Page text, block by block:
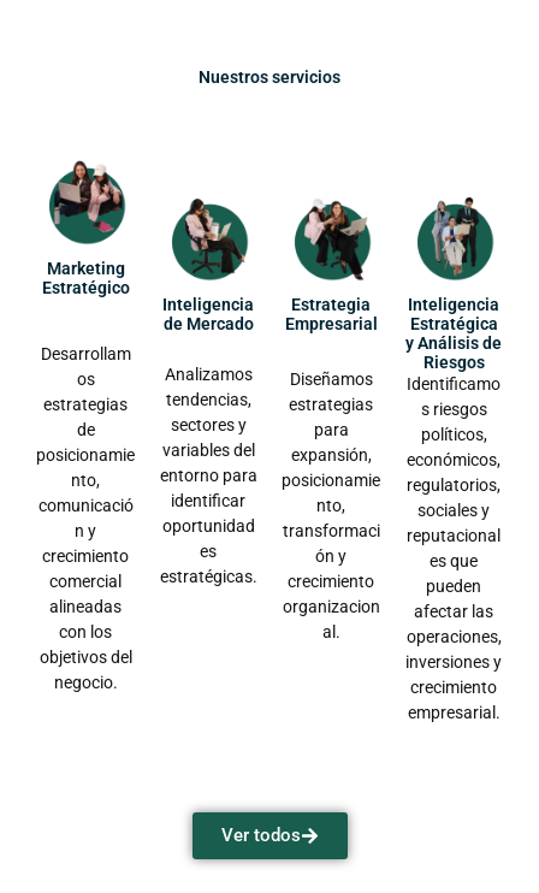
Nuestros servicios
Marketing
Estratégico
Desarrollam
os
estrategias
de
posicionamie
nto,
comunicació
n y
crecimiento
comercial
alineadas
con los
objetivos del
negocio.
Inteligencia
de Mercado
Analizamos
tendencias,
sectores y
variables del
entorno para
identificar
oportunidad
es
estratégicas.
Estrategia
Empresarial
Diseñamos
estrategias
para
expansión,
posicionamie
nto,
transformaci
ón y
crecimiento
organizacion
al.
Inteligencia
Estratégica
y Análisis de
Riesgos
Identificamo
s riesgos
políticos,
económicos,
regulatorios,
sociales y
reputacional
es que
pueden
afectar las
operaciones,
inversiones y
crecimiento
empresarial.
Ver todos